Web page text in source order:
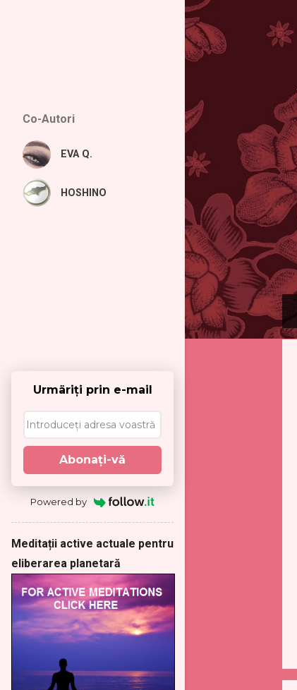
P
o
Co-Autori
EVA Q.
HOSHINO
Urmäriţi prin e-mail
Abonaţi-vă
Powered by
Meditații active actuale pentru
eliberarea planetară